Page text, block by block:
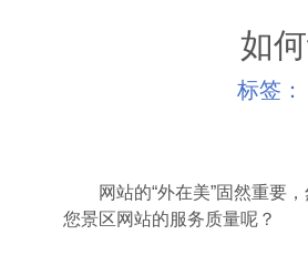
如
标签：
网站的“外在美”固然重要，
您景区网站的服务质量呢？